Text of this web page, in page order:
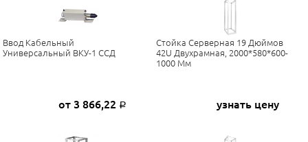
Ввод Кабельный
Универсальный ВКУ-1 ССД
от 3 866,22 Р
Стойка Серверная 19 Дюймов
42U Двухрамная, 2000*580*600-
1000 Мм
узнать цену